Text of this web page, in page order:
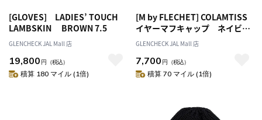
[GLOVES] LADIES’ TOUCH
LAMBSKIN BROWN 7.5
GLENCHECK JAL Mall 店
19,800 円 （税込）
積算 180 マイル (1倍)
[M by FLECHET] COLAMTISS
イヤーマフキャップ ネイビ
ー M
GLENCHECK JAL Mall 店
7,700 円 （税込）
積算 70 マイル (1倍)